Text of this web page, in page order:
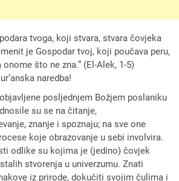
tvoga, koji stvara, stvara čovjeka
je Gospodar tvoj, koji poučava peru,
što ne zna.” (El-Alek, 1-5)
naredba!
posljednjem Božjem poslaniku
su se na čitanje,
znanje i spoznaju; na sve one
koje obrazovanje u sebi involvira.
odlike su kojima je (jedino) čovjek
stvorenja u univerzumu. Znati
iz prirode, dokučiti svojim čulima i